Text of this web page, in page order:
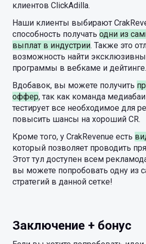
клиентов ClickAdilla.
Наши клиенты выбирают
способность получать одни из
выплат в индустрии. Также это
возможность найти
программы в вебкаме и дейтинге.
Вдобавок, вы можете получить
оффер, так как команда
тестирует все необходимое для
повысить шансы на хороший CR.
Кроме того, у CrakRevenue есть
который позволяет проводить
Этот тул доступен всем
вы можете попробовать одну из
стратегий в данной сетке!
Заключение + бонус